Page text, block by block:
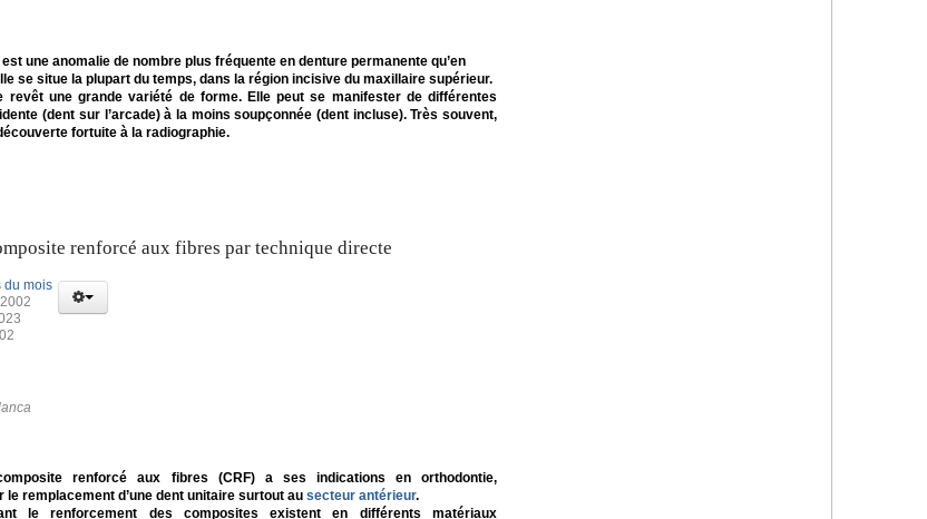
une anomalie de nombre plus fréquente en denture permanente qu’en
se situe la plupart du temps, dans la région incisive du maxillaire supérieur.
revêt une grande variété de forme. Elle peut se manifester de différentes
(dent sur l’arcade) à la moins soupçonnée (dent incluse). Très souvent,
fortuite à la radiographie.
renforcé aux fibres par technique directe
du mois
renforcé aux fibres (CRF) a ses indications en orthodontie,
le remplacement d’une dent unitaire surtout au secteur antérieur.
le renforcement des composites existent en différents matériaux